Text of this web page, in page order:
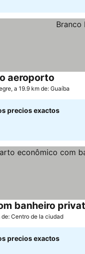
aeroporto
a 19.9 km de: Guaíba
precios exactos
banheiro
de: Centro de la ciudad
precios exactos